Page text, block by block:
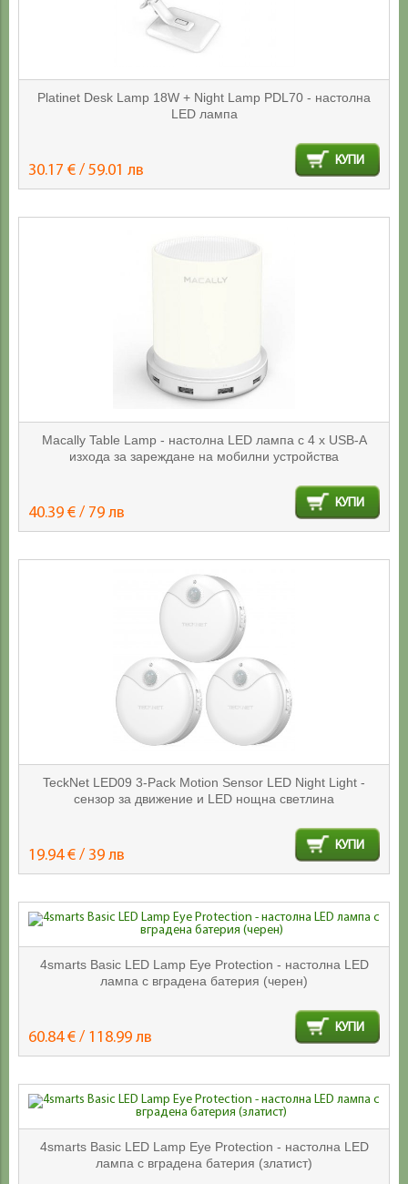
Platinet Desk Lamp 18W + Night Lamp PDL70 - настолна
LED лампа
30.17 € / 59.01 лв
КУПИ
Macally Table Lamp - настолна LED лампа с 4 х USB-А
изхода за зареждане на мобилни устройства
40.39 € / 79 лв
КУПИ
TeckNet LED09 3-Pack Motion Sensor LED Night Light -
сензор за движение и LED нощна светлина
19.94 € / 39 лв
КУПИ
4smarts Basic LED Lamp Eye Protection - настолна LED
лампа с вградена батерия (черен)
60.84 € / 118.99 лв
КУПИ
4smarts Basic LED Lamp Eye Protection - настолна LED
лампа с вградена батерия (златист)